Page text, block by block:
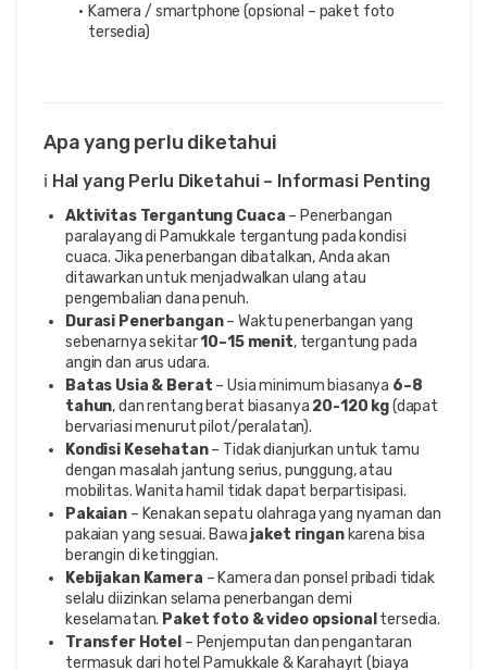
Kamera / smartphone (opsional – paket foto
tersedia)
Apa yang perlu diketahui
ℹ️ Hal yang Perlu Diketahui – Informasi Penting
Aktivitas Tergantung Cuaca – Penerbangan
paralayang di Pamukkale tergantung pada kondisi
cuaca. Jika penerbangan dibatalkan, Anda akan
ditawarkan untuk menjadwalkan ulang atau
pengembalian dana penuh.
Durasi Penerbangan– Waktu penerbangan yang
sebenarnya sekitar10–15 menit, tergantung pada
angin dan arus udara.
Batas Usia & Berat – Usia minimum biasanya 6–8
tahun, dan rentang berat biasanya 20-120 kg(dapat
bervariasi menurut pilot/peralatan).
Kondisi Kesehatan– Tidak dianjurkan untuk tamu
dengan masalah jantung serius, punggung, atau
mobilitas. Wanita hamil tidak dapat berpartisipasi.
Pakaian – Kenakan sepatu olahraga yang nyaman dan
pakaian yang sesuai. Bawa jaket ringankarena bisa
berangin di ketinggian.
Kebijakan Kamera – Kamera dan ponsel pribadi tidak
selalu diizinkan selama penerbangan demi
keselamatan. Paket foto & video opsional tersedia.
Transfer Hotel – Penjemputan dan pengantaran
termasuk dari hotel Pamukkale & Karahayıt (biaya